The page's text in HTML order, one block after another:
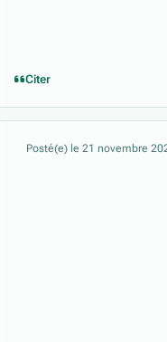
Citer
Posté(e) le 21 novembre